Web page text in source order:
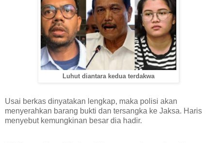
Luhut diantara kedua terdakwa
Usai berkas dinyatakan lengkap, maka polisi akan
menyerahkan barang bukti dan tersangka ke Jaksa. Haris
menyebut kemungkinan besar dia hadir.